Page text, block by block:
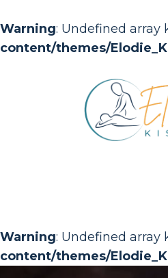
Warning: Undefined array
content/themes/
Warning: Undefined array
content/themes/